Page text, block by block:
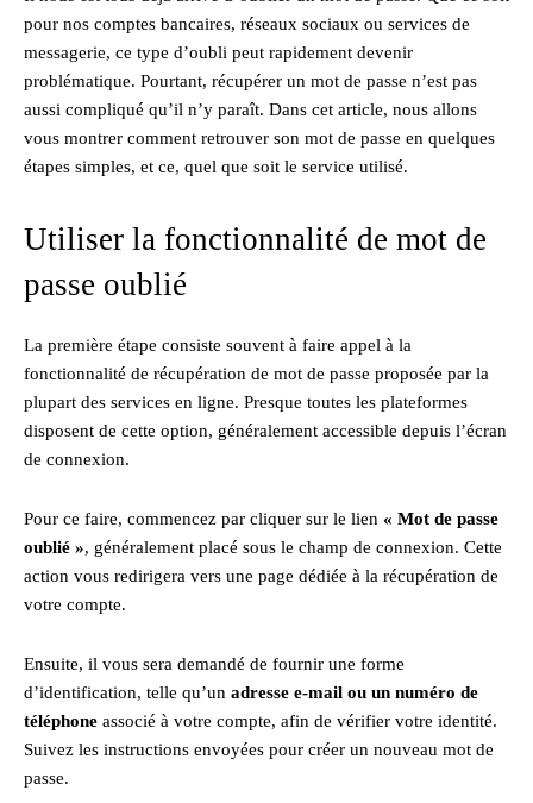
pour nos comptes bancaires, réseaux sociaux ou services de
messagerie, ce type d’oubli peut rapidement devenir
problématique. Pourtant, récupérer un mot de passe n’est pas
aussi compliqué qu’il n’y paraît. Dans cet article, nous allons
vous montrer comment retrouver son mot de passe en quelques
étapes simples, et ce, quel que soit le service utilisé.
Utiliser la fonctionnalité de mot de
passe oublié
La première étape consiste souvent à faire appel à la
fonctionnalité de récupération de mot de passe proposée par la
plupart des services en ligne. Presque toutes les plateformes
disposent de cette option, généralement accessible depuis l’écran
de connexion.
Pour ce faire, commencez par cliquer sur le lien « Mot de passe
oublié », généralement placé sous le champ de connexion. Cette
action vous redirigera vers une page dédiée à la récupération de
votre compte.
Ensuite, il vous sera demandé de fournir une forme
d’identification, telle qu’un adresse e-mail ou un numéro de
téléphone associé à votre compte, afin de vérifier votre identité.
Suivez les instructions envoyées pour créer un nouveau mot de
passe.